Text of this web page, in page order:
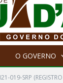
O GOVERNO
019-SRP